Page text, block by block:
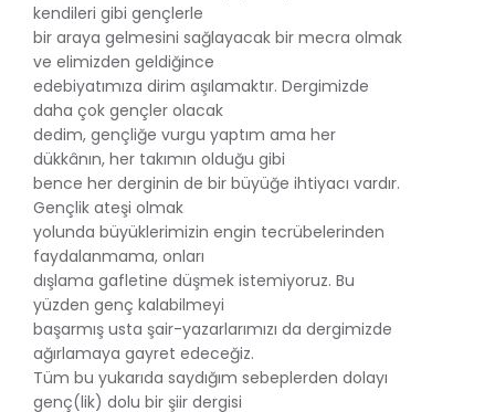
kendileri gibi gençlerle
bir araya gelmesini sağlayacak bir mecra olmak
ve elimizden geldiğince
edebiyatımıza dirim aşılamaktır. Dergimizde
daha çok gençler olacak
dedim, gençliğe vurgu yaptım ama her
dükkânın, her takımın olduğu gibi
bence her derginin de bir büyüğe ihtiyacı vardır.
Gençlik ateşi olmak
yolunda büyüklerimizin engin tecrübelerinden
faydalanmama, onları
dışlama gafletine düşmek istemiyoruz. Bu
yüzden genç kalabilmeyi
başarmış usta şair-yazarlarımızı da dergimizde
ağırlamaya gayret edeceğiz.
Tüm bu yukarıda saydığım sebeplerden dolayı
genç(lik) dolu bir şiir dergisi